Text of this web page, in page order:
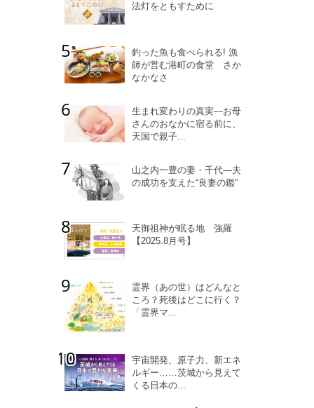
法灯をともすために
釣った魚も食べられる! 漁
師が営む港町の食堂 さか
なかなさ
生まれ変わりの真実―お母
さんのおなかに宿る前に、
天国で親子...
山之内一豊の妻・千代―夫
の成功を支えた“良妻の鑑”
天御祖神が眠る地 強羅
【2025.8月号】
霊界（あの世）はどんなと
ころ？死後はどこに行く？
「霊界マ...
宇宙開発、原子力、新エネ
ルギー……茨城から見えて
くる日本の...